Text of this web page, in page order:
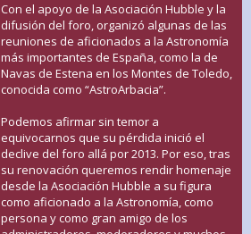
Con el apoyo de la Asociación Hubble y la
difusión del foro, organizó algunas de las
reuniones de aficionados a la Astronomía
más importantes de España, como la de
Navas de Estena en los Montes de Toledo,
conocida como “AstroArbacia”.
Podemos afirmar sin temor a
equivocarnos que su pérdida inició el
declive del foro allá por 2013. Por eso, tras
su renovación queremos rendir homenaje
desde la Asociación Hubble a su figura
como aficionado a la Astronomía, como
persona y como gran amigo de los